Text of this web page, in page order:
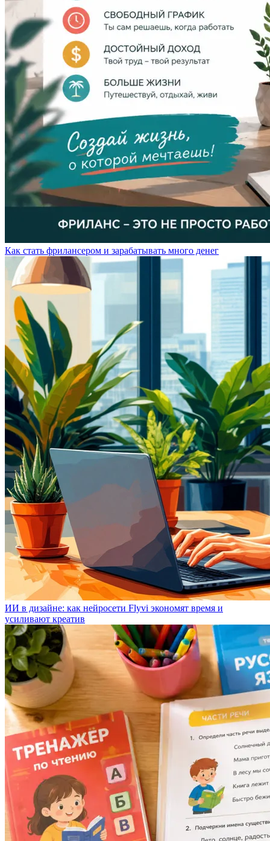
Как стать фрилансером и зарабатывать много денег
ИИ в дизайне: как нейросети Flyvi экономят время и
усиливают креатив